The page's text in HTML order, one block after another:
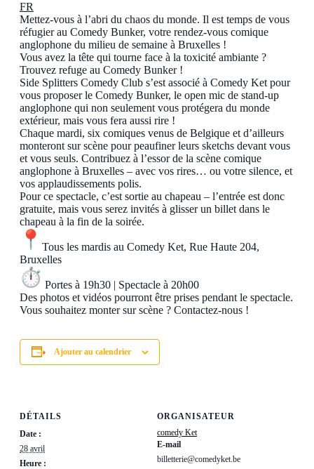
FR
Mettez-vous à l’abri du chaos du monde. Il est temps de vous
réfugier au Comedy Bunker, votre rendez-vous comique
anglophone du milieu de semaine à Bruxelles !
Vous avez la tête qui tourne face à la toxicité ambiante ?
Trouvez refuge au Comedy Bunker !
Side Splitters Comedy Club s’est associé à Comedy Ket pour
vous proposer le Comedy Bunker, le open mic de stand-up
anglophone qui non seulement vous protégera du monde
extérieur, mais vous fera aussi rire !
Chaque mardi, six comiques venus de Belgique et d’ailleurs
monteront sur scène pour peaufiner leurs sketchs devant vous
et vous seuls. Contribuez à l’essor de la scène comique
anglophone à Bruxelles – avec vos rires… ou votre silence, et
vos applaudissements polis.
Pour ce spectacle, c’est sortie au chapeau – l’entrée est donc
gratuite, mais vous serez invités à glisser un billet dans le
chapeau à la fin de la soirée.
Tous les mardis au Comedy Ket, Rue Haute 204,
Bruxelles
Portes à 19h30 | Spectacle à 20h00
Des photos et vidéos pourront être prises pendant le spectacle.
Vous souhaitez monter sur scène ? Contactez-nous !
Ajouter au calendrier
DÉTAILS
Date :
28 avril
Heure :
ORGANISATEUR
comedy Ket
E-mail
billetterie@comedyket.be